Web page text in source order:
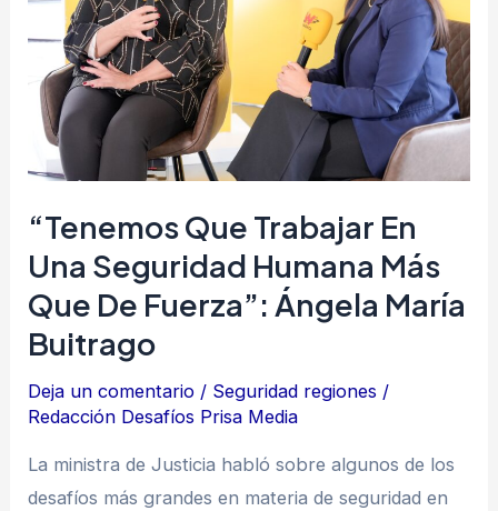
“Tenemos Que Trabajar En
Una Seguridad Humana Más
Que De Fuerza”: Ángela María
Buitrago
Deja un comentario / Seguridad regiones /
Redacción Desafíos Prisa Media
La ministra de Justicia habló sobre algunos de los
desafíos más grandes en materia de seguridad en
seguridad
humana
más
que
de
Ángela
María
Buitrago